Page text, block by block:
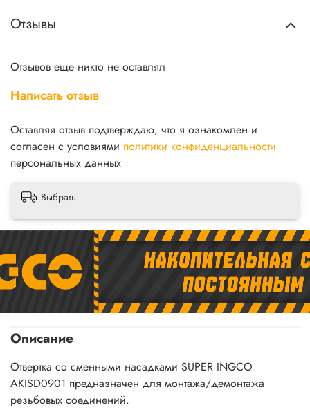
Отзывы
Отзывов еще никто не оставлял
Написать отзыв
Оставляя отзыв подтверждаю, что я ознакомлен и
согласен с условиями политики конфиденциальности
персональных данных
Выбрать
Описание
Отвертка со сменными насадками SUPER INGCO
AKISD0901 предназначен для монтажа/демонтажа
резьбовых соединений.